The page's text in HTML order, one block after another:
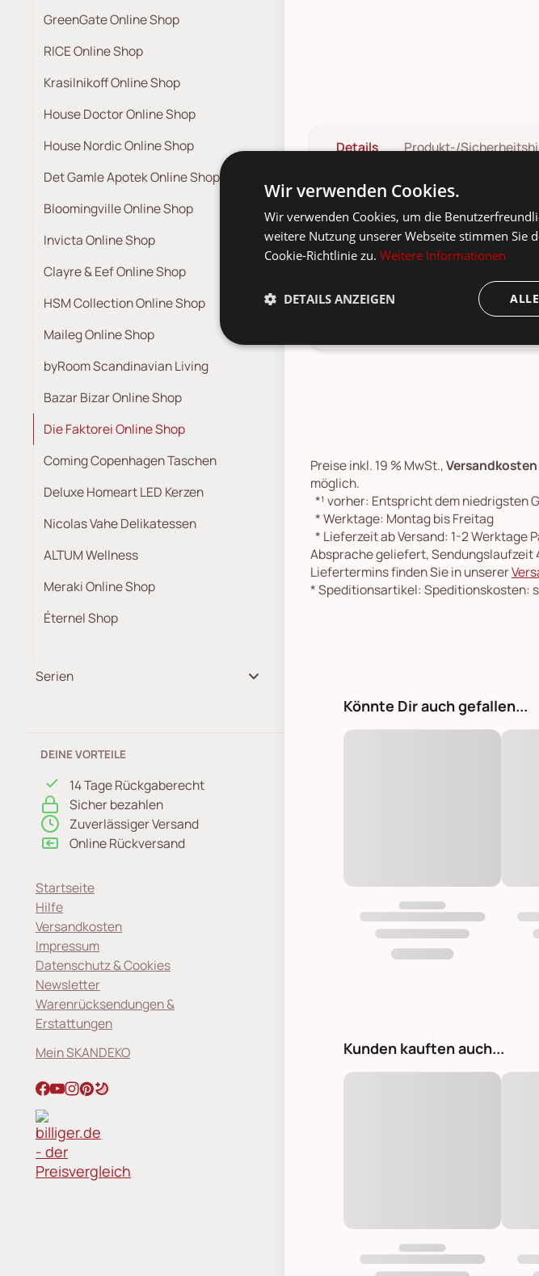
GreenGate Online Shop
RICE Online Shop
Krasilnikoff Online Shop
House Doctor Online Shop
House Nordic Online Shop
Det Gamle Apotek Online Shop
Bloomingville Online Shop
Invicta Online Shop
Clayre & Eef Online Shop
HSM Collection Online Shop
Maileg Online Shop
byRoom Scandinavian Living
Bazar Bizar Online Shop
Die Faktorei Online Shop
Coming Copenhagen Taschen
Deluxe Homeart LED Kerzen
Nicolas Vahe Delikatessen
ALTUM Wellness
Meraki Online Shop
Éternel Shop
Serien
DEINE VORTEILE
14 Tage Rückgaberecht
Sicher bezahlen
Zuverlässiger Versand
Online Rückversand
Startseite
Hilfe
Versandkosten
Impressum
Datenschutz & Cookies
Newsletter
Warenrücksendungen &
Erstattungen
Mein SKANDEKO
Details Produkt-/
Der Couchtisch Rail von Faktorei
liebsten Dekoartikel wie Pflanzen
Eisen im Vintage-schwarz.
Der Couchtisch Rail bringt einen
dunklen Möbeln im rustikalen Stil
Preise inkl. 19 % MwSt.,Versandkosten
möglich.
*¹vorher: Entspricht dem niedrigsten
*Werktage: Montag bis Freitag
* Lieferzeit ab Versand: 1-2
Absprache geliefert, Sendungslaufzeit
Liefertermins finden Sie in unserer
*Speditionsartikel: Speditionskosten:
Könnte Dir auch gefallen...
Kunden kauften auch...
Wir verwenden Cookies.
Wir verwenden Cookies, um die
weitere Nutzung unserer Webseite stimmen Sie
Cookie-Richtlinie zu. Weitere Informationen
DETAILS ANZEIGEN